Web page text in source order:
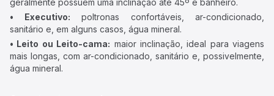
geralmente possuem uma inclinação até 45º e banheiro.
• Executivo: poltronas confortáveis, ar-condicionado,
sanitário e, em alguns casos, água mineral.
• Leito ou Leito-cama: maior inclinação, ideal para viagens
mais longas, com ar-condicionado, sanitário e, possivelmente,
água mineral.